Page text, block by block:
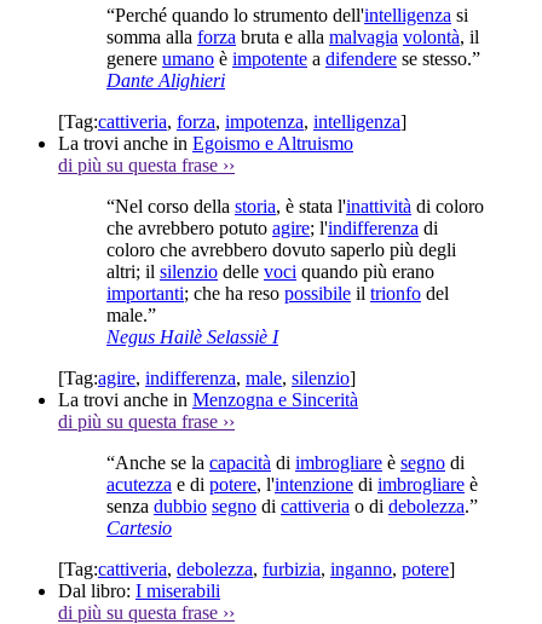
“Perché quando lo strumento dell'intelligenza si
somma alla forza bruta e alla malvagia volontà, il
genere umano è impotente a difendere se stesso.”
Dante Alighieri
[Tag:cattiveria, forza, impotenza, intelligenza]
La trovi anche in Egoismo e Altruismo
di più su questa frase ››
“Nel corso della storia, è stata l'inattività di coloro
che avrebbero potuto agire; l'indifferenza di
coloro che avrebbero dovuto saperlo più degli
altri; il silenzio delle voci quando più erano
importanti; che ha reso possibile il trionfo del
male.”
Negus Hailè Selassiè I
[Tag:agire, indifferenza, male, silenzio]
La trovi anche in Menzogna e Sincerità
di più su questa frase ››
“Anche se la capacità di imbrogliare è segno di
acutezza e di potere, l'intenzione di imbrogliare è
senza dubbio segno di cattiveria o di debolezza.”
Cartesio
[Tag:cattiveria, debolezza, furbizia, inganno, potere]
Dal libro: I miserabili
di più su questa frase ››